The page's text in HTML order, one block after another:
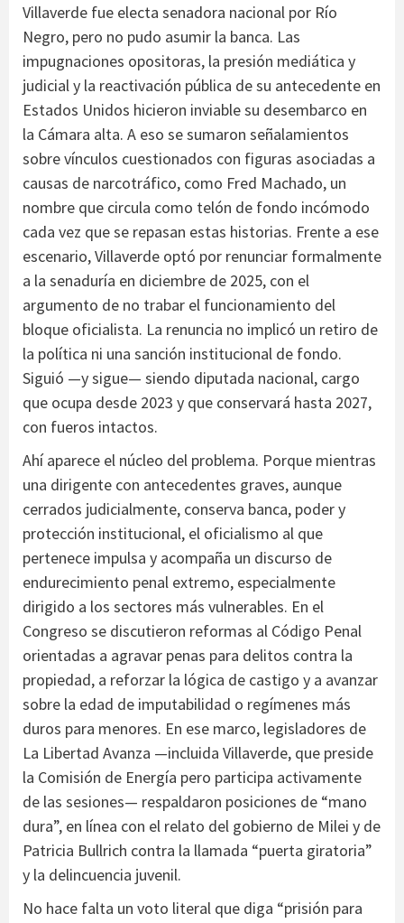
Villaverde fue electa senadora nacional por Río
Negro, pero no pudo asumir la banca. Las
impugnaciones opositoras, la presión mediática y
judicial y la reactivación pública de su antecedente en
Estados Unidos hicieron inviable su desembarco en
la Cámara alta. A eso se sumaron señalamientos
sobre vínculos cuestionados con figuras asociadas a
causas de narcotráfico, como Fred Machado, un
nombre que circula como telón de fondo incómodo
cada vez que se repasan estas historias. Frente a ese
escenario, Villaverde optó por renunciar formalmente
a la senaduría en diciembre de 2025, con el
argumento de no trabar el funcionamiento del
bloque oficialista. La renuncia no implicó un retiro de
la política ni una sanción institucional de fondo.
Siguió —y sigue— siendo diputada nacional, cargo
que ocupa desde 2023 y que conservará hasta 2027,
con fueros intactos.
Ahí aparece el núcleo del problema. Porque mientras
una dirigente con antecedentes graves, aunque
cerrados judicialmente, conserva banca, poder y
protección institucional, el oficialismo al que
pertenece impulsa y acompaña un discurso de
endurecimiento penal extremo, especialmente
dirigido a los sectores más vulnerables. En el
Congreso se discutieron reformas al Código Penal
orientadas a agravar penas para delitos contra la
propiedad, a reforzar la lógica de castigo y a avanzar
sobre la edad de imputabilidad o regímenes más
duros para menores. En ese marco, legisladores de
La Libertad Avanza —incluida Villaverde, que preside
la Comisión de Energía pero participa activamente
de las sesiones— respaldaron posiciones de “mano
dura”, en línea con el relato del gobierno de Milei y de
Patricia Bullrich contra la llamada “puerta giratoria”
y la delincuencia juvenil.
No hace falta un voto literal que diga “prisión para